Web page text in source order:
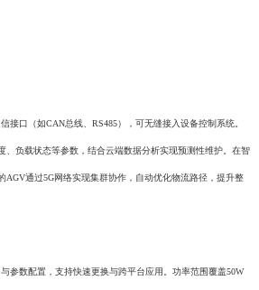
口（如CAN总线、RS485），可无缝接入设备控制系统。
、负载状态等参数，结合云端数据分析实现预测性维护。在智
AGV通过5G网络实现集群协作，自动优化物流路径，提升整
数配置，支持快速更换与跨平台应用。功率范围覆盖50W